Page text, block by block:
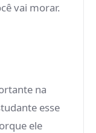
vai morar.
na
esse
ele